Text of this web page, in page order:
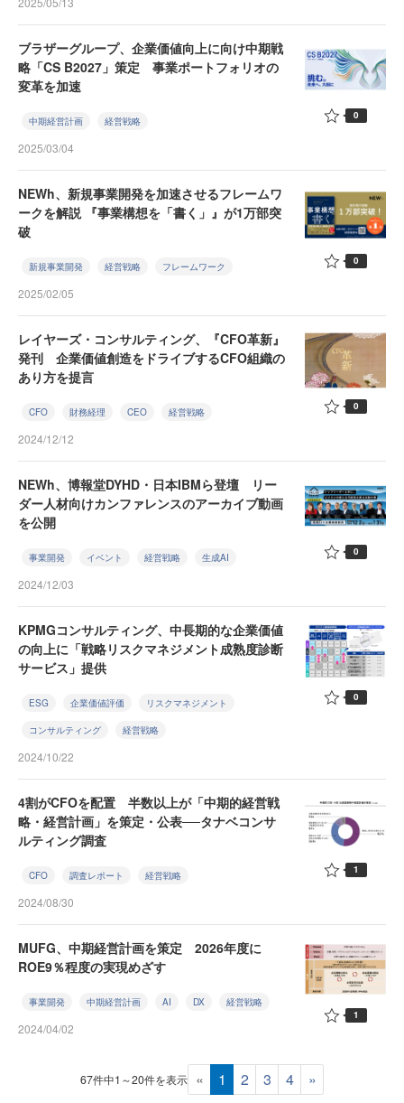
ブラザーグループ、企業価値向上に向け中期戦
略「CS B2027」策定 事業ポートフォリオの
変革を加速
中期経営計画 経営戦略
2025/03/04
0
NEWh、新規事業開発を加速させるフレームワ
ークを解説 『事業構想を「書く」』が1万部突
破
新規事業開発 経営戦略 フレームワーク
2025/02/05
0
レイヤーズ・コンサルティング、『CFO革新』
発刊 企業価値創造をドライブするCFO組織の
あり方を提言
CFO 財務経理 CEO 経営戦略
2024/12/12
0
NEWh、博報堂DYHD・日本IBMら登壇 リー
ダー人材向けカンファレンスのアーカイブ動画
を公開
事業開発 イベント 経営戦略 生成AI
2024/12/03
0
KPMGコンサルティング、中長期的な企業価値
の向上に「戦略リスクマネジメント成熟度診断
サービス」提供
ESG 企業価値評価 リスクマネジメント
コンサルティング 経営戦略
2024/10/22
0
4割がCFOを配置 半数以上が「中期的経営戦
略・経営計画」を策定・公表──タナベコンサ
ルティング調査
CFO 調査レポート 経営戦略
2024/08/30
1
MUFG、中期経営計画を策定 2026年度に
ROE9％程度の実現めざす
事業開発 中期経営計画 AI DX 経営戦略
2024/04/02
1
67件中1～20件を表示 « 1 2 3 4 »